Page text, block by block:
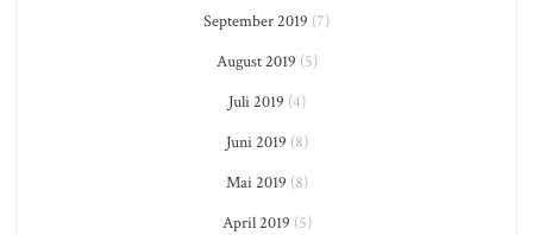
September 2019 (7)
August 2019 (5)
Juli 2019 (4)
Juni 2019 (8)
Mai 2019 (8)
April 2019 (5)